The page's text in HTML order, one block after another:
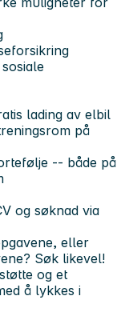
lading av elbil
på
-- både på
og søknad via
eller
Søk likevel!
og et
å lykkes i